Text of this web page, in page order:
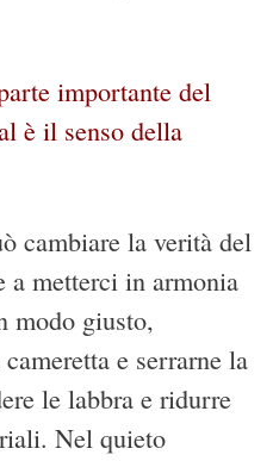
importante del
è il senso della
cambiare la verità del
a metterci in armonia
modo giusto,
e serrarne la
le labbra e ridurre
Nel quieto